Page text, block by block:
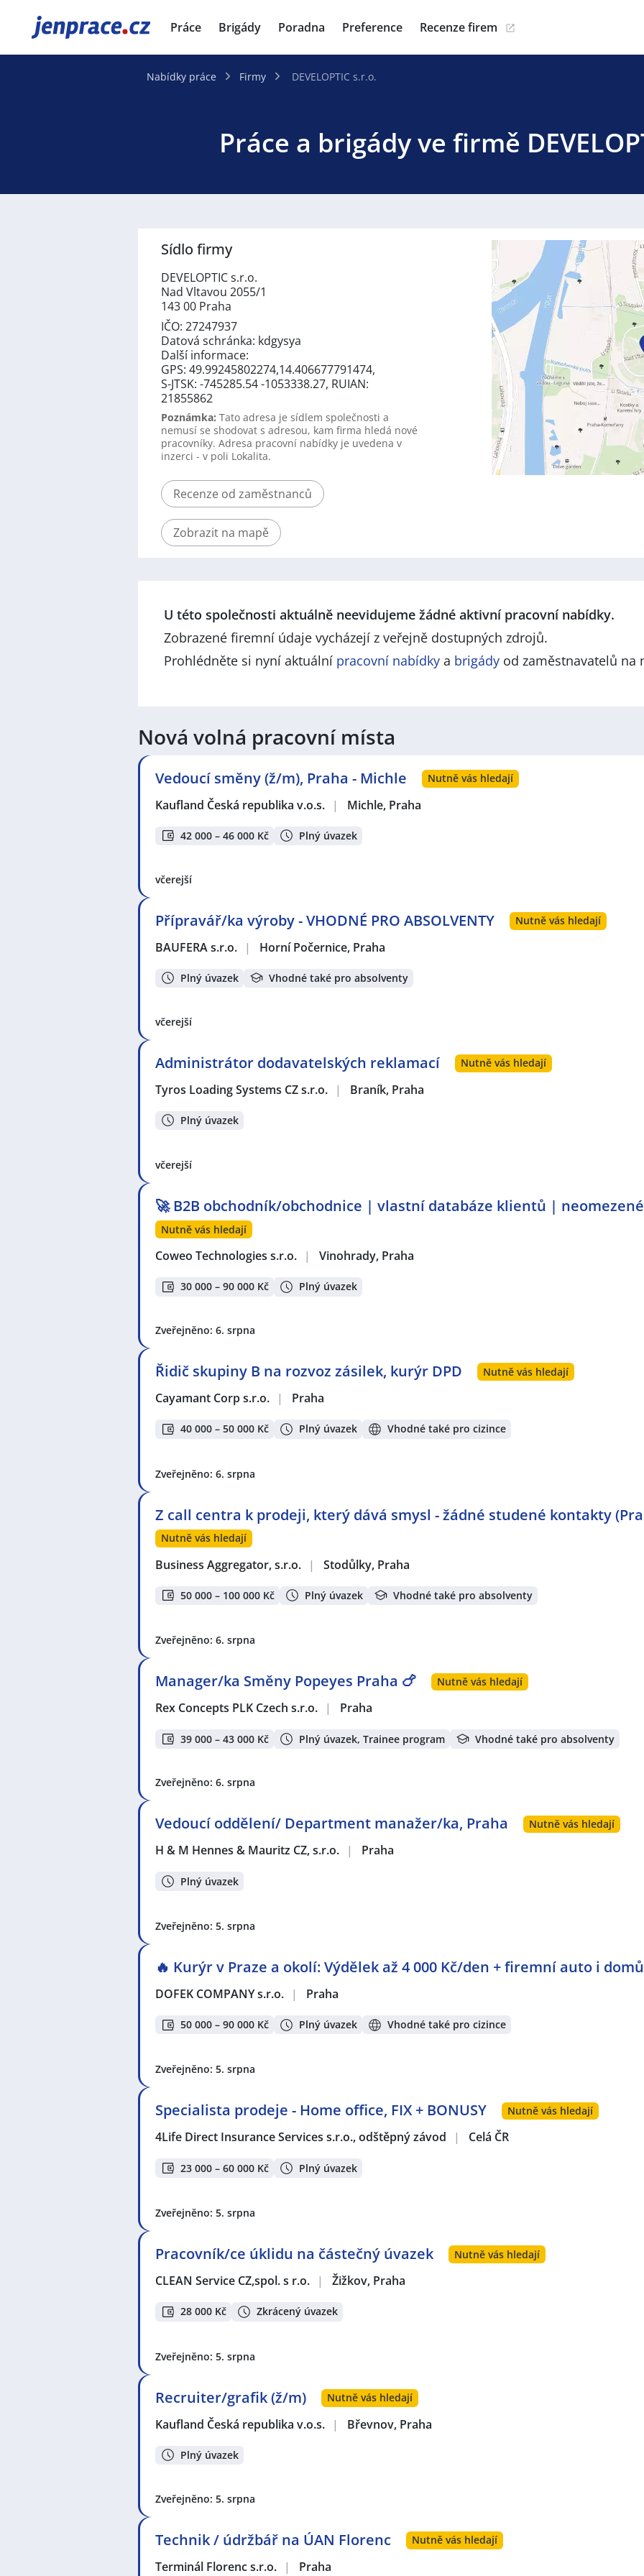
JenPráce.cz Práce Brigády Poradna Preference Recenze firem
Nabídky práce Firmy DEVELOPTIC s.r.o.
Práce a brigády ve firmě
Sídlo firmy
DEVELOPTIC s.r.o.
Nad Vltavou 2055/1
143 00 Praha
IČO: 27247937
Datová schránka: kdgysya
Další informace:
GPS: 49.99245802274,14.406677791474,
S-JTSK: -745285.54 -1053338.27, RUIAN:
21855862
Poznámka: Tato adresa je sídlem společnosti a
nemusí se shodovat s adresou, kam firma hledá nové
pracovníky. Adresa pracovní nabídky je uvedena v
inzerci - v poli Lokalita.
Recenze od zaměstnanců
Zobrazit na mapě
U této společnosti aktuálně neevidujeme žádné aktivní pracovní nabídky.
Zobrazené firemní údaje vycházejí z veřejně dostupných zdrojů.
Prohlédněte si nyní aktuální pracovní nabídky a brigády od zaměstnavatelů na
Nová volná pracovní místa
Vedoucí směny (ž/m), Praha - Michle Nutně vás hledají
Kaufland Česká republika v.o.s. | Michle, Praha
42 000 – 46 000 Kč Plný úvazek
včerejší
Přípravář/ka výroby - VHODNÉ PRO ABSOLVENTY Nutně vás hledají
BAUFERA s.r.o. | Horní Počernice, Praha
Plný úvazek Vhodné také pro absolventy
včerejší
Administrátor dodavatelských reklamací Nutně vás hledají
Tyros Loading Systems CZ s.r.o. | Braník, Praha
Plný úvazek
včerejší
🚀 B2B obchodník/obchodnice | vlastní databáze klientů |
Nutně vás hledají
Coweo Technologies s.r.o. | Vinohrady, Praha
30 000 – 90 000 Kč Plný úvazek
Zveřejněno: 6. srpna
Řidič skupiny B na rozvoz zásilek, kurýr DPD Nutně vás hledají
Cayamant Corp s.r.o. | Praha
40 000 – 50 000 Kč Plný úvazek Vhodné také pro cizince
Zveřejněno: 6. srpna
Z call centra k prodeji, který dává smysl - žádné studené kontakty
Nutně vás hledají
Business Aggregator, s.r.o. | Stodůlky, Praha
50 000 – 100 000 Kč Plný úvazek Vhodné také pro absolventy
Zveřejněno: 6. srpna
Manager/ka Směny Popeyes Praha 🍗 Nutně vás hledají
Rex Concepts PLK Czech s.r.o. | Praha
39 000 – 43 000 Kč Plný úvazek, Trainee program Vhodné také pro absolventy
Zveřejněno: 6. srpna
Vedoucí oddělení/ Department manažer/ka, Praha Nutně vás hledají
H & M Hennes & Mauritz CZ, s.r.o. | Praha
Plný úvazek
Zveřejněno: 5. srpna
🔥 Kurýr v Praze a okolí: Výdělek až 4 000 Kč/den + firemní auto i
DOFEK COMPANY s.r.o. | Praha
50 000 – 90 000 Kč Plný úvazek Vhodné také pro cizince
Zveřejněno: 5. srpna
Specialista prodeje - Home office, FIX + BONUSY Nutně vás hledají
4Life Direct Insurance Services s.r.o., odštěpný závod | Celá ČR
23 000 – 60 000 Kč Plný úvazek
Zveřejněno: 5. srpna
Pracovník/ce úklidu na částečný úvazek Nutně vás hledají
CLEAN Service CZ,spol. s r.o. | Žižkov, Praha
28 000 Kč Zkrácený úvazek
Zveřejněno: 5. srpna
Recruiter/grafik (ž/m) Nutně vás hledají
Kaufland Česká republika v.o.s. | Břevnov, Praha
Plný úvazek
Zveřejněno: 5. srpna
Technik / údržbář na ÚAN Florenc Nutně vás hledají
Terminál Florenc s.r.o. | Praha